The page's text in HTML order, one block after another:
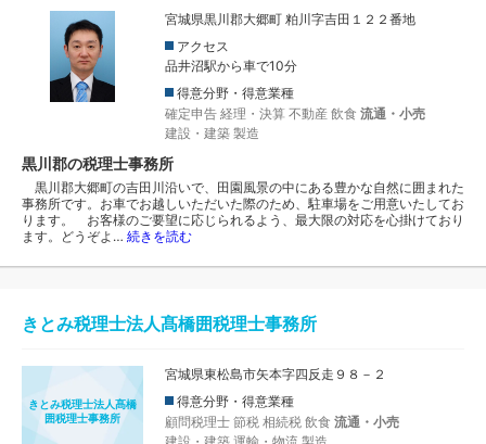
宮城県黒川郡大郷町 粕川字吉田１２２番地
アクセス
品井沼駅から車で10分
得意分野・得意業種
確定申告 経理・決算 不動産 飲食 流通・小売
建設・建築 製造
黒川郡の税理士事務所
黒川郡大郷町の吉田川沿いで、田園風景の中にある豊かな自然に囲まれた
事務所です。お車でお越しいただいた際のため、駐車場をご用意いたしてお
ります。 お客様のご要望に応じられるよう、最大限の対応を心掛けており
ます。どうぞよ… 続きを読む
きとみ税理士法人髙橋囲税理士事務所
きとみ税理士法人髙橋
囲税理士事務所
宮城県東松島市矢本字四反走９８－２
得意分野・得意業種
顧問税理士 節税 相続税 飲食 流通・小売